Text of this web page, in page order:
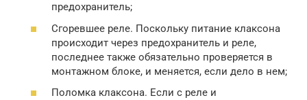
предохранитель;
Сгоревшее реле. Поскольку питание клаксона
происходит через предохранитель и реле,
последнее также обязательно проверяется в
монтажном блоке, и меняется, если дело в нем;
Поломка клаксона. Если с реле и